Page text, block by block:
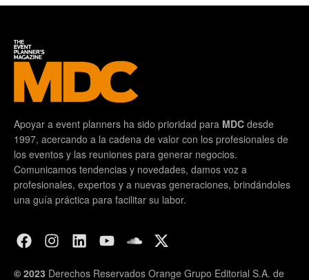
Apoyar a event planners ha sido prioridad para MDC desde
1997, acercando a la cadena de valor con los profesionales de
los eventos y las reuniones para generar negocios.
Comunicamos tendencias y novedades, damos voz a
profesionales, expertos y a nuevas generaciones, brindándoles
una guía práctica para facilitar su labor.
© 2023 Derechos Reservados Orange Grupo Editorial S.A. de